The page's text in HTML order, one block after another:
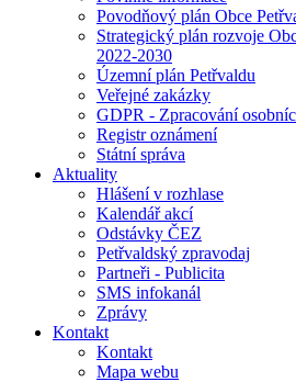
Povodňový plán Obce
Strategický plán rozvoje
2022-2030
Územní plán Petřvaldu
Veřejné zakázky
GDPR - Zpracování
Registr oznámení
Státní správa
Aktuality
Hlášení v rozhlase
Kalendář akcí
Odstávky ČEZ
Petřvaldský zpravodaj
Partneři - Publicita
SMS infokanál
Zprávy
Kontakt
Kontakt
Mapa webu